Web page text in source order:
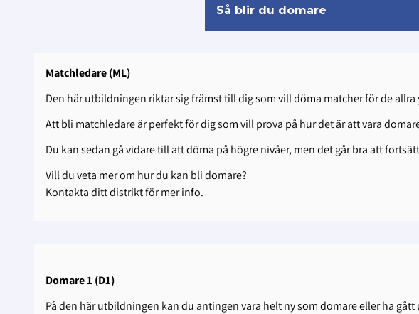
Så blir du domare
Matchledare (ML)
Den här utbildningen riktar sig främst till dig som vill döma matcher för de
Att bli matchledare är perfekt för dig som vill prova på hur det är att vara
Du kan sedan gå vidare till att döma på högre nivåer, men det går bra att
Vill du veta mer om hur du kan bli domare?
Kontakta ditt distrikt för mer info.
Domare 1 (D1)
På den här utbildningen kan du antingen vara helt ny som domare eller ha